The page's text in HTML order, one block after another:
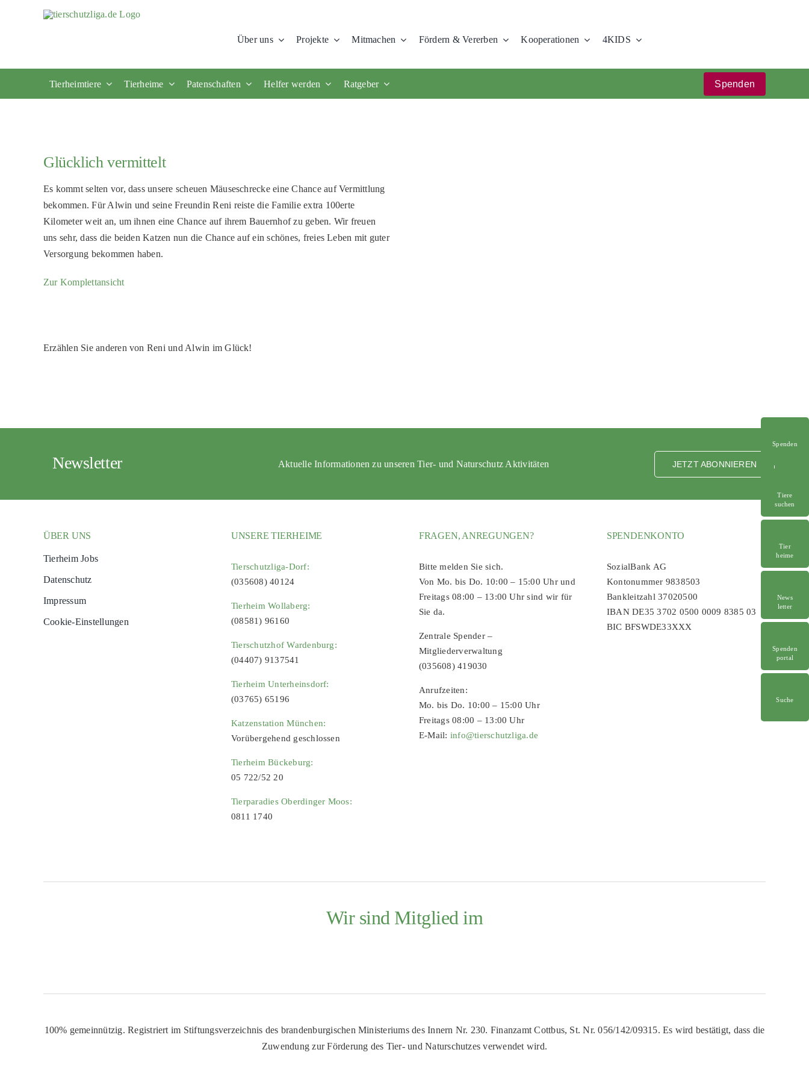
Über uns Projekte Mitmachen Fördern & Vererben Kooperationen 4KIDS
Tierheimtiere Tierheime Patenschaften Helfer werden Ratgeber Spenden
Spenden
Tiere
suchen
Tier
heime
News
letter
Spenden
portal
Suche
Glücklich vermittelt
Es kommt selten vor, dass unsere scheuen Mäuseschrecke eine Chance auf Vermittlung
bekommen. Für Alwin und seine Freundin Reni reiste die Familie extra 100erte
Kilometer weit an, um ihnen eine Chance auf ihrem Bauernhof zu geben. Wir freuen
uns sehr, dass die beiden Katzen nun die Chance auf ein schönes, freies Leben mit guter
Versorgung bekommen haben.
Zur Komplettansicht
Erzählen Sie anderen von Reni und Alwin im Glück!
Newsletter Aktuelle Informationen zu unseren Tier- und Naturschutz Aktivitäten JETZT ABONNIEREN
ÜBER UNS
Tierheim Jobs
Datenschutz
Impressum
Cookie-Einstellungen
UNSERE TIERHEIME
Tierschutzliga-Dorf:
(035608) 40124
Tierheim Wollaberg:
(08581) 96160
Tierschutzhof Wardenburg:
(04407) 9137541
Tierheim Unterheinsdorf:
(03765) 65196
Katzenstation München:
Vorübergehend geschlossen
Tierheim Bückeburg:
05 722/52 20
Tierparadies Oberdinger Moos:
0811 1740
FRAGEN, ANREGUNGEN?
Bitte melden Sie sich.
Von Mo. bis Do. 10:00 – 15:00 Uhr und
Freitags 08:00 – 13:00 Uhr sind wir für
Sie da.
Zentrale Spender –
Mitgliederverwaltung
(035608) 419030
Anrufzeiten:
Mo. bis Do. 10:00 – 15:00 Uhr
Freitags 08:00 – 13:00 Uhr
E-Mail: info@tierschutzliga.de
SPENDENKONTO
SozialBank AG
Kontonummer 9838503
Bankleitzahl 37020500
IBAN DE35 3702 0500 0009 8385 03
BIC BFSWDE33XXX
Wir sind Mitglied im
100% gemeinnützig. Registriert im Stiftungsverzeichnis des brandenburgischen Ministeriums des Innern Nr. 230. Finanzamt Cottbus, St. Nr. 056/142/09315. Es wird bestätigt, dass die
Zuwendung zur Förderung des Tier- und Naturschutzes verwendet wird.